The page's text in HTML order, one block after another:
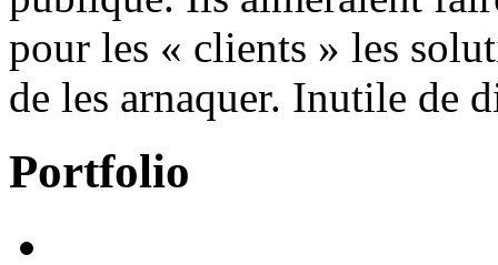
pour les « clients » les
de les arnaquer. Inutile de
Portfolio